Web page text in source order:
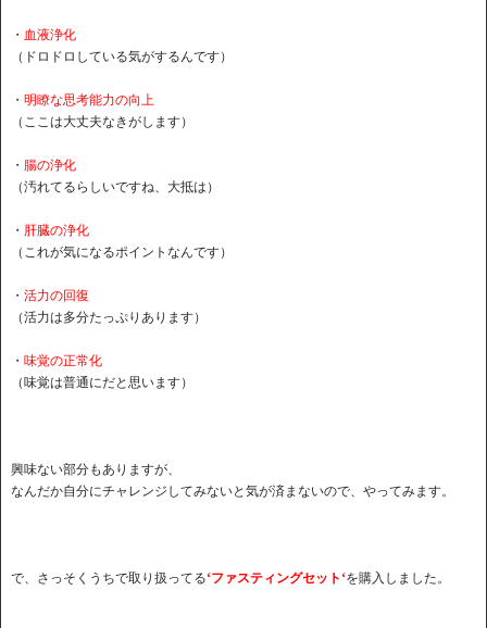
・ 血液浄化
（ドロドロしている気がするんです）
・ 明瞭な思考能力の向上
（ここは大丈夫なきがします）
・ 腸の浄化
（汚れてるらしいですね、大抵は）
・ 肝臓の浄化
（これが気になるポイントなんです）
・ 活力の回復
（活力は多分たっぷりあります）
・ 味覚の正常化
（味覚は普通にだと思います）
興味ない部分もありますが、
なんだか自分にチャレンジしてみないと気が済まないので、やってみます。
で、さっそくうちで取り扱ってる‘ファスティングセット‘を購入しました。